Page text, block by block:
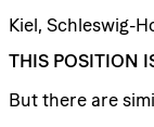
Kiel, Schleswig-
THIS POSITION
But there are